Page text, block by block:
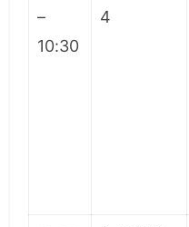
–
10:30
4